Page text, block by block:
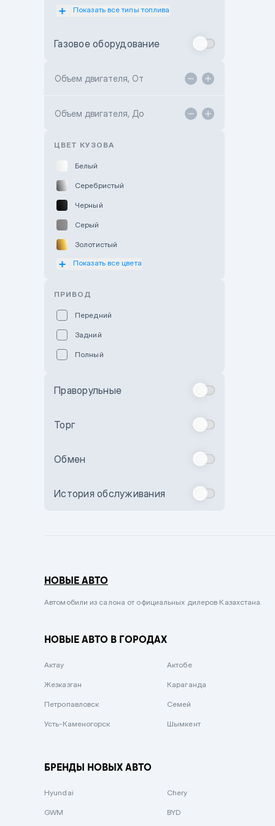
Subaru Motor Almaty
Toyota Kokshetau
Hyundai ShymCity
Показать все типы топлива
Газовое оборудование
Объем двигателя, От
Объем двигателя, До
ЦВЕТ КУЗОВА
Белый
Серебристый
Черный
Серый
Золотистый
Оранжевый
Бежевый
Комбинированный
Сиреневый металлик
Вишневый
Зеленый металлик
Показать все цвета
ПРИВОД
Передний
Задний
Полный
Праворульные
Торг
Обмен
История обслуживания
НОВЫЕ АВТО
Автомобили из салона от официальных дилеров Казахстана.
НОВЫЕ АВТО В ГОРОДАХ
Актау Актобе
Жезказган Караганда
Петропавловск Семей
Усть-Каменогорск Шымкент
БРЕНДЫ НОВЫХ АВТО
Hyundai Chery
GWM BYD